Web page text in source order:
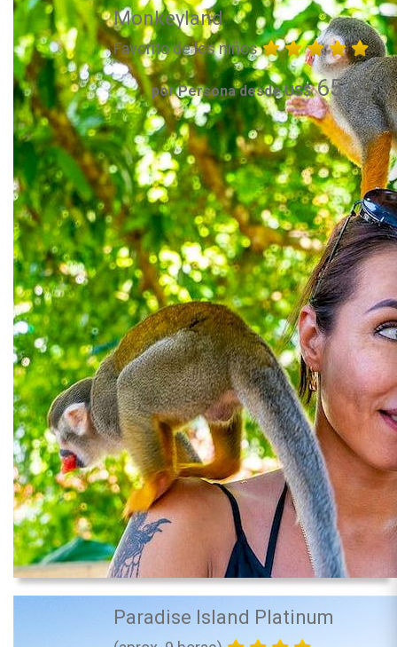
Monkeyland
Favorito de los niños
por Persona desde US$65.00
Paradise Island Platinum